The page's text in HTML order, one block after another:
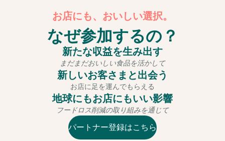
お店にも、おいしい選択。
なぜ参加するの？
新たな収益を生み出す
まだまだおいしい食品を活かして
新しいお客さまと出会う
お店に足を運んでもらえる
地球にもお店にもいい影響
フードロス削減の取り組みを通じて
パートナー登録はこちら